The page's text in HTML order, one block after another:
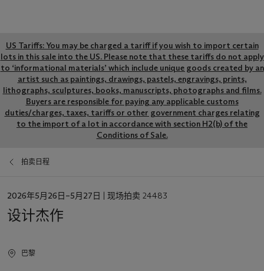
Global
notice
US Tariffs: You may be charged a tariff if you wish to import certain
lots in this sale into the US. Please note that these tariffs do not apply
to ‘informational materials’ which include unique goods created by an
artist such as paintings, drawings, pastels, engravings, prints,
lithographs, sculptures, books, manuscripts, photographs and films.
Buyers are responsible for paying any applicable customs
duties/charges, taxes, tariffs or other government charges relating
to the import of a lot in accordance with section H2(b) of the
Conditions of Sale.
拍卖日程
日
2026年5月26日–5月27日 | 现场拍卖 24483
设计杰作
巴黎